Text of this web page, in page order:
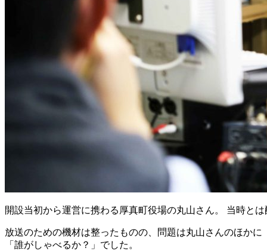
開設当初から運営に携わる厚真町役場の丸山さん。 当時と
放送のための機材は整ったものの、問題は丸山さんのほかに
「誰がしゃべるか？」でした。